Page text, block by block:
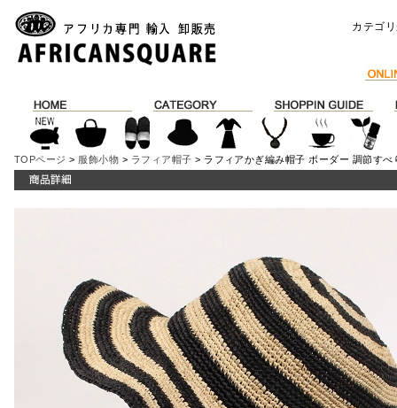
カテゴ
TOPページ > 服飾小物 > ラフィア帽子 > ラフィアかぎ編み帽子 ボーダー 調節すべ